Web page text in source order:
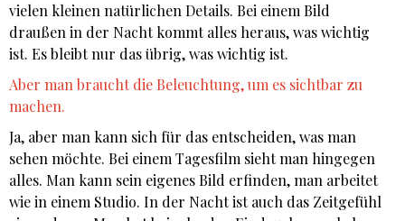
vielen kleinen natürlichen Details. Bei einem Bild
draußen in der Nacht kommt alles heraus, was wichtig
ist. Es bleibt nur das übrig, was wichtig ist.
Aber man braucht die Beleuchtung, um es sichtbar zu
machen.
Ja, aber man kann sich für das entscheiden, was man
sehen möchte. Bei einem Tagesfilm sieht man hingegen
alles. Man kann sein eigenes Bild erfinden, man arbeitet
wie in einem Studio. In der Nacht ist auch das Zeitgefühl